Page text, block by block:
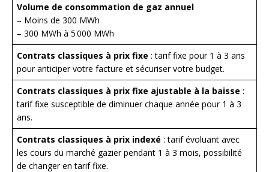
Volume de consommation de gaz annuel
– Moins de 300 MWh
– 300 MWh à 5 000 MWh
Contrats classiques à prix fixe : tarif fixe pour 1 à 3 ans
pour anticiper votre facture et sécuriser votre budget.
Contrats classiques à prix fixe ajustable à la baisse :
tarif fixe susceptible de diminuer chaque année pour 1 à 3
ans.
Contrats classiques à prix indexé : tarif évoluant avec
les cours du marché gazier pendant 1 à 3 mois, possibilité
de changer en tarif fixe.